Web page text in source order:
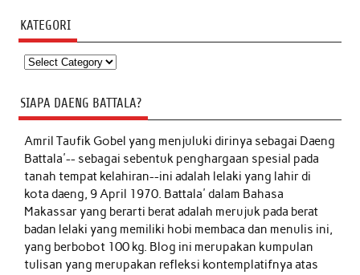
KATEGORI
Kategori
SIAPA DAENG BATTALA?
Amril Taufik Gobelyang menjuluki dirinya sebagai Daeng
Battala'-- sebagai sebentuk penghargaan spesial pada
tanah tempat kelahiran--ini adalah lelaki yang lahir di
kota daeng, 9 April 1970. Battala' dalam Bahasa
Makassar yang berarti berat adalah merujuk pada berat
badan lelaki yang memiliki hobi membaca dan menulis ini,
yang berbobot 100 kg. Blog ini merupakan kumpulan
tulisan yang merupakan refleksi kontemplatifnya atas